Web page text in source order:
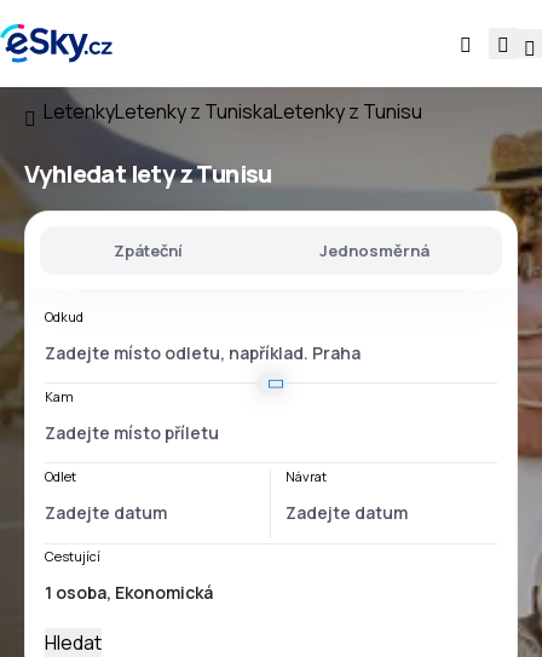
LetenkyLetenky z TuniskaLetenky z Tunisu
Vyhledat letyz Tunisu
Zpáteční Jednosměrná
Odkud
Kam
Odlet Návrat
Cestující
Hledat